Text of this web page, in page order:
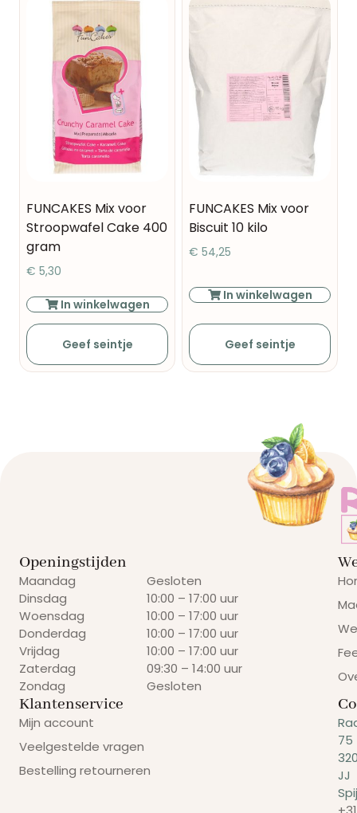
FUNCAKES Mix voor
Stroopwafel Cake 400
gram
€ 5,30
In winkelwagen
Geef seintje
FUNCAKES Mix voor
Biscuit 10 kilo
€ 54,25
In winkelwagen
Geef seintje
Openingstijden
Maandag
Dinsdag
Woensdag
Donderdag
Vrijdag
Zaterdag
Zondag
Gesloten
10:00 – 17:00 uur
10:00 – 17:00 uur
10:00 – 17:00 uur
10:00 – 17:00 uur
09:30 – 14:00 uur
Gesloten
Klantenservice
Mijn account
Veelgestelde vragen
Bestelling retourneren
75
JJ